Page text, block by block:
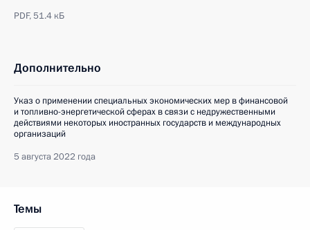
PDF,51.4 кБ
Дополнительно
Указ о применении специальных экономических мер в финансовой
и топливно-энергетической сферах в связи с недружественными
действиями некоторых иностранных государств и международных
организаций
5 августа 2022 года
Темы